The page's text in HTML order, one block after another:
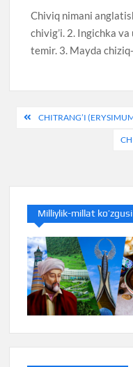
Chiviq nimani
chivig’i. 2. Ingichka
temir. 3. Mayda
PostCHITRANG’I
Milliylik-millat ko’zgusi